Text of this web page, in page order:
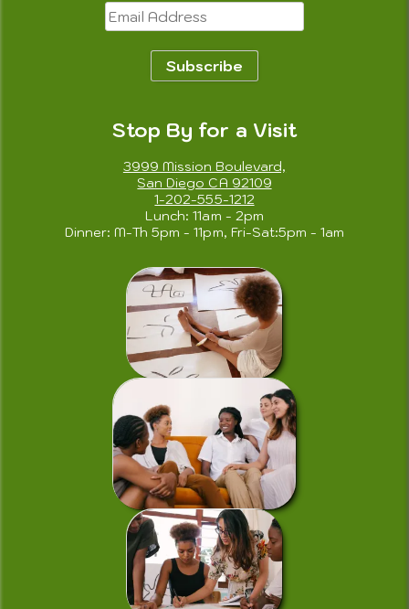
Email
Address
Subscribe
Stop By for a Visit
3999 Mission Boulevard,
San Diego CA 92109
1-202-555-1212
Lunch: 11am - 2pm
Dinner: M-Th 5pm - 11pm, Fri-Sat:5pm - 1am